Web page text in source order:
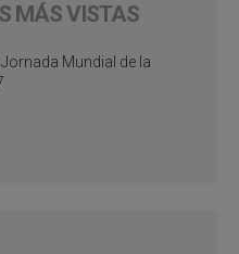
MÁS VISTAS
Mundial de la